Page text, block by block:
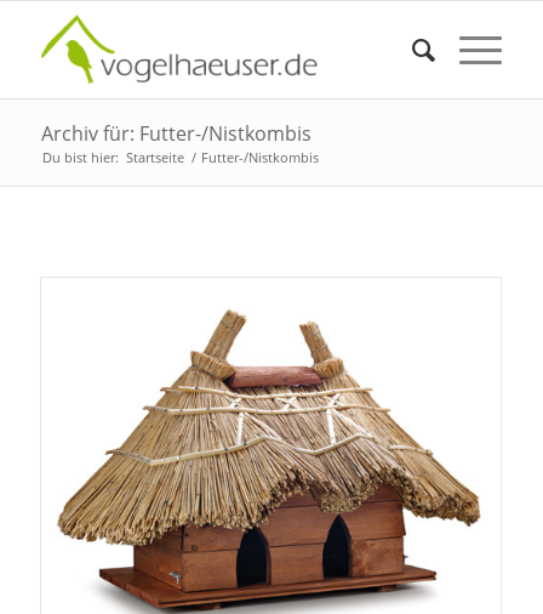
Archiv für: Futter-/Nistkombis
Du bist hier: Startseite / Futter-/Nistkombis